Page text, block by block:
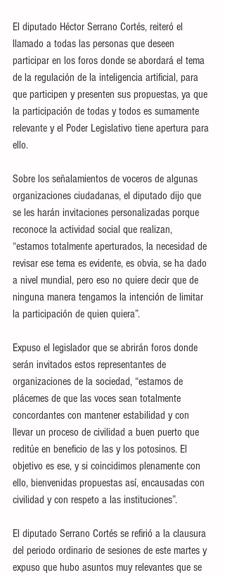
El diputado Héctor Serrano Cortés, reiteró el
llamado a todas las personas que deseen
participar en los foros donde se abordará el tema
de la regulación de la inteligencia artificial, para
que participen y presenten sus propuestas, ya que
la participación de todas y todos es sumamente
relevante y el Poder Legislativo tiene apertura para
ello.
Sobre los señalamientos de voceros de algunas
organizaciones ciudadanas, el diputado dijo que
se les harán invitaciones personalizadas porque
reconoce la actividad social que realizan,
“estamos totalmente aperturados, la necesidad de
revisar ese tema es evidente, es obvia, se ha dado
a nivel mundial, pero eso no quiere decir que de
ninguna manera tengamos la intención de limitar
la participación de quien quiera”.
Expuso el legislador que se abrirán foros donde
serán invitados estos representantes de
organizaciones de la sociedad, “estamos de
plácemes de que las voces sean totalmente
concordantes con mantener estabilidad y con
llevar un proceso de civilidad a buen puerto que
reditúe en beneficio de las y los potosinos. El
objetivo es ese, y si coincidimos plenamente con
ello, bienvenidas propuestas así, encausadas con
civilidad y con respeto a las instituciones”.
El diputado Serrano Cortés se refirió a la clausura
del periodo ordinario de sesiones de este martes y
expuso que hubo asuntos muy relevantes que se